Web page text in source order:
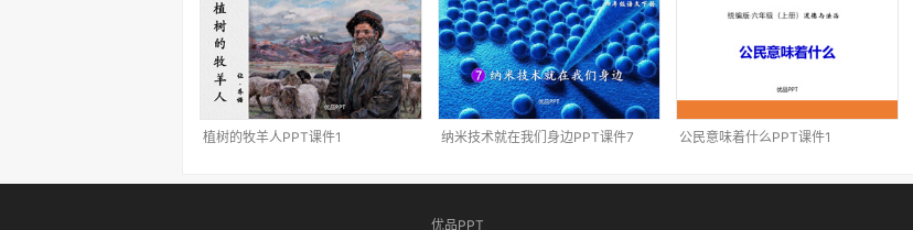
植树的牧羊人PPT课件1 纳米技术就在我们身边PPT课件7 公民意味着什么PPT课件1
优品PPT